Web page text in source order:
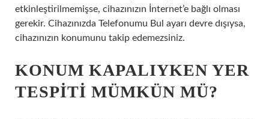
etkinleştirilmemişse, cihazınızın İnternet’e bağlı olması
gerekir. Cihazınızda Telefonumu Bul ayarı devre dışıysa,
cihazınızın konumunu takip edemezsiniz.
KONUM KAPALIYKEN YER
TESPITI MÜMKÜN MÜ?